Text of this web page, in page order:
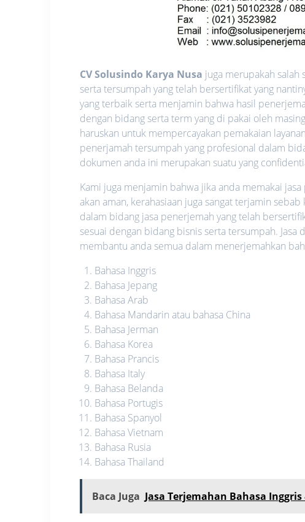
CV Solusindo Karya Nusa juga merupakah salah
serta tersumpah yang telah bersertifikat yang
yang terbaik serta menjamin bahwa hasil
dengan bidang serta term yang di pakai oleh
haruskan untuk mempercayakan pemakaian
penerjamah tersumpah yang profesional dalam
dokumen anda ini merupakan suatu yang
Kami juga menjamin bahwa jika anda memakai
akan aman, kerahasiaan juga sangat terjamin
dalam bidang jasa penerjemah yang telah
sesuai dengan bidang bisnis serta tersumpah.
membantu anda semua dalam menerjemahkan
Bahasa Inggris
Bahasa Jepang
Bahasa Arab
Bahasa Mandarin atau bahasa China
Bahasa Jerman
Bahasa Korea
Bahasa Prancis
Bahasa Italy
Bahasa Belanda
Bahasa Portugis
Bahasa Spanyol
Bahasa Vietnam
Bahasa Rusia
Bahasa Thailand
Baca Juga Jasa Terjemahan Bahasa